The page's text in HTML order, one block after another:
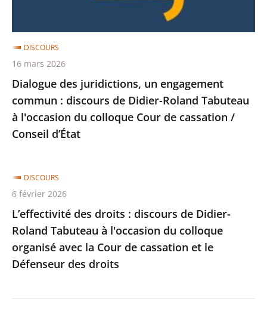
Didier-
Roland
Tabuteau
l'occasion
du
de
cassation
/
Conseil
d’État
Dialogue des juridictions, un engagement
commun : discours de Didier-Roland Tabuteau
à l'occasion du colloque Cour de cassation /
Conseil d’État
DISCOURS
16 mars 2026
L’effectivité des droits : discours de Didier-
Roland Tabuteau à l'occasion du colloque
organisé avec la Cour de cassation et le
Défenseur des droits
DISCOURS
6 février 2026